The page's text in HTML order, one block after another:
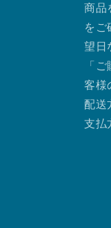
商品
をご
望日
「
客様
配送
支払